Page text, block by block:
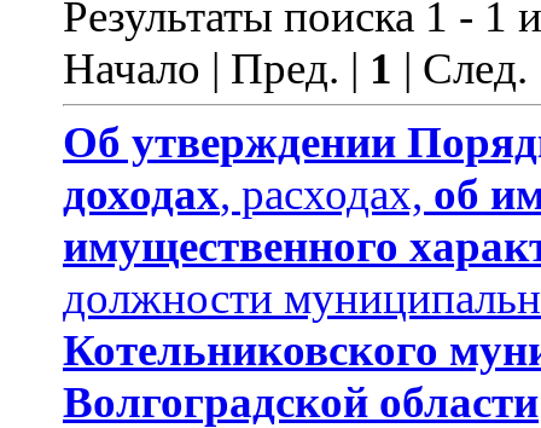
Результаты поиска 1 - 1
Начало | Пред. | 1 |
Об утверждении
доходах, расходах, об
имущественного
должности
Котельниковского
Волгоградской области